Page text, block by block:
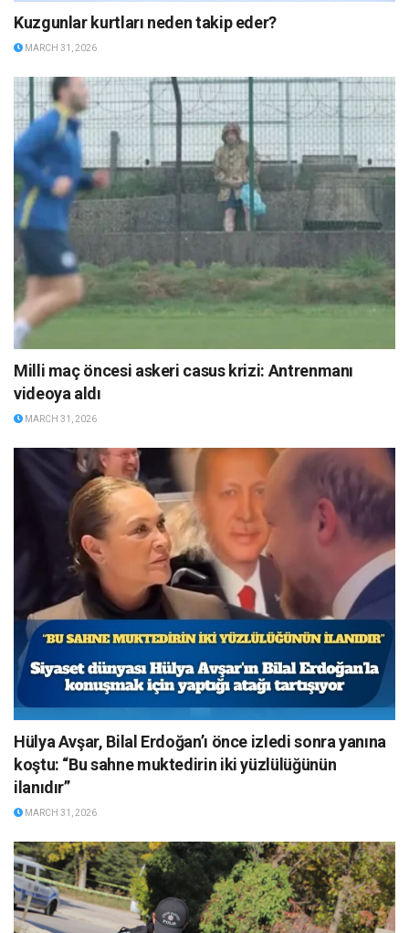
Kuzgunlar kurtları neden takip eder?
MARCH 31, 2026
Milli maç öncesi askeri casus krizi: Antrenmanı
videoya aldı
MARCH 31, 2026
Hülya Avşar, Bilal Erdoğan’ı önce izledi sonra yanına
koştu: “Bu sahne muktedirin iki yüzlülüğünün
ilanıdır”
MARCH 31, 2026